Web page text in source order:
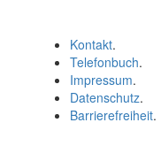
Kontakt.
Telefonbuch.
Impressum.
Datenschutz.
Barrierefreiheit.